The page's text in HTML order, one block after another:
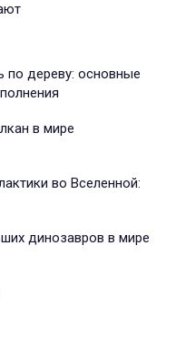
по дереву: основные
в мире
во Вселенной:
динозавров в мире